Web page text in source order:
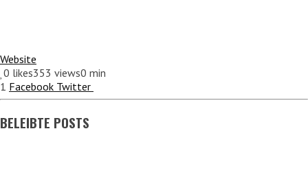
Website
0 likes353 views0 min
1 Facebook Twitter
BELEIBTE POSTS